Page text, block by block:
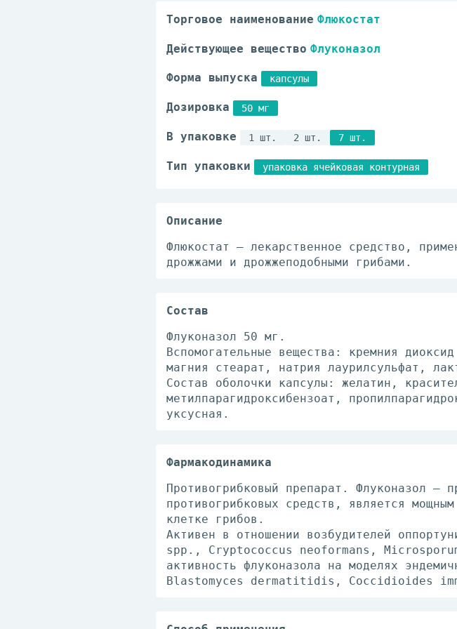
Торговое наименование Флюкостат
Действующее вещество Флуконазол
Форма выпуска капсулы
Дозировка 50 мг
В упаковке 1 шт. 2 шт. 7 шт.
Тип упаковки упаковка ячейковая контурная
Описание
Флюкостат — лекарственное средство,
дрожжами и дрожжеподобными грибами.
Состав
Флуконазол 50 мг.
Вспомогательные вещества: кремния
магния стеарат, натрия лаурилсульфат,
Состав оболочки капсулы: желатин,
метилпарагидроксибензоат,
уксусная.
Фармакодинамика
Противогрибковый препарат. Флуконазол –
противогрибковых средств, является
клетке грибов.
Активен в отношении возбудителей
spp., Cryptococcus neoformans,
активность флуконазола на моделях
Blastomyces dermatitidis, Coccidioides